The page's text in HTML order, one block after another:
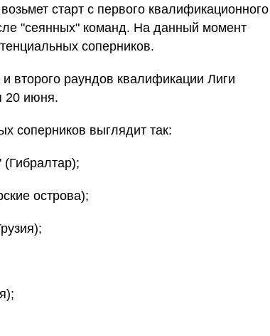
старт с первого квалификационного
"сеянных" команд. На данный момент
соперников.
второго раундов квалификации Лиги
20 июня.
соперников выглядит так:
острова);